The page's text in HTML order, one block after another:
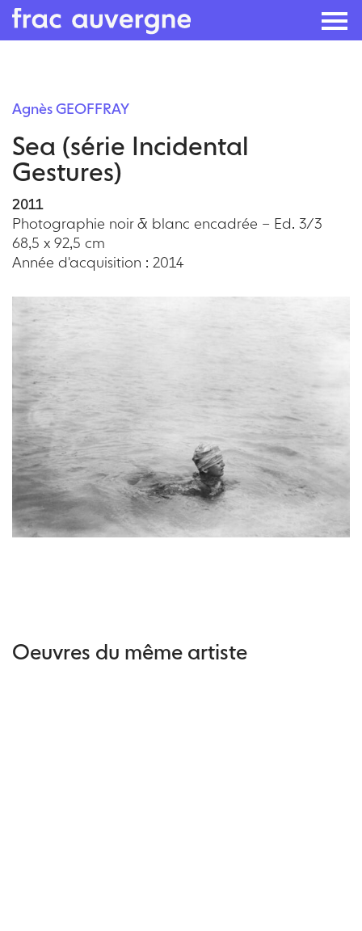
content
Agnès GEOFFRAY
Sea (série Incidental
Gestures)
2011
Photographie noir & blanc encadrée – Ed. 3/3
68,5 x 92,5 cm
Année d'acquisition : 2014
Oeuvres du même artiste